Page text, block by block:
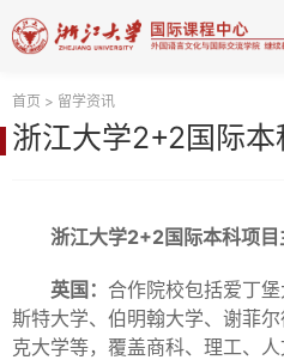
首页 > 留学资讯
浙江大学2+2国际本
浙江大学2+2国际本科项目
英国： 合作院校包括爱丁
斯特大学、伯明翰大学、谢菲
克大学等，覆盖商科、理工、人